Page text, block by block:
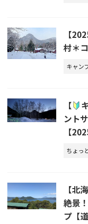
【
村＊
キャン
【
ント
【
ちょっ
【北
絶景
プ【